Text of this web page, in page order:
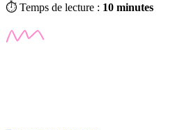
⏱️ Temps de lecture : 10 minutes